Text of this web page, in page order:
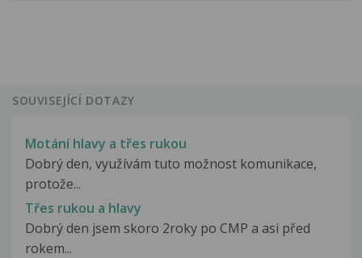
SOUVISEJÍCÍ DOTAZY
Motání hlavy a třes rukou
Dobrý den, využívám tuto možnost komunikace,
protože...
Třes rukou a hlavy
Dobrý den jsem skoro 2roky po CMP a asi před
rokem...